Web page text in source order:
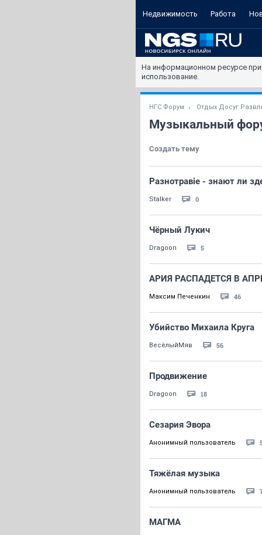
Недвижимость Работа
На информационном ресурсе
использование.
НГС.Форум Отдых Досуг
Музыкальный
Создать тему
Разнотравiе - знают ли
Stalker 0
Чёрный Лукич
Dragoon 5
АРИЯ РАСПАДЕТСЯ В
Максим Печенкин 46
Убийство Михаила Круга
ВесёлыйМяв 56
Продвижение
Dragoon 18
Сезария Эвора
Анонимный пользователь
Тяжёлая музыка
Анонимный пользователь
МАГМА